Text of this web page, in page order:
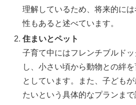
理解しているため、将来的に
性もあると述べています。
住まいとペット
子育て中にはフレンチブルド
し、小さい頃から動物との絆
としています。また、子ども
たいという具体的なプランまで